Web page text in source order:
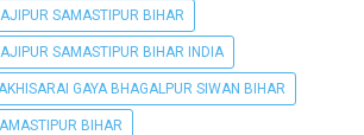
SAMASTIPUR BIHAR
SAMASTIPUR BIHAR INDIA
GAYA BHAGALPUR SIWAN BIHAR
BIHAR